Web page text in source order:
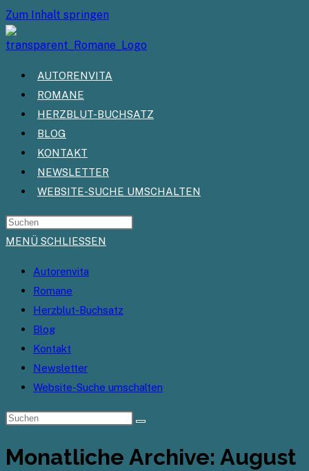
Zum Inhalt springen
AUTORENVITA
ROMANE
HERZBLUT-BUCHSATZ
BLOG
KONTAKT
NEWSLETTER
WEBSITE-SUCHE UMSCHALTEN
MENÜ SCHLIESSEN
Autorenvita
Romane
Herzblut-Buchsatz
Blog
Kontakt
Newsletter
Website-Suche umschalten
Monatliche Archive: August